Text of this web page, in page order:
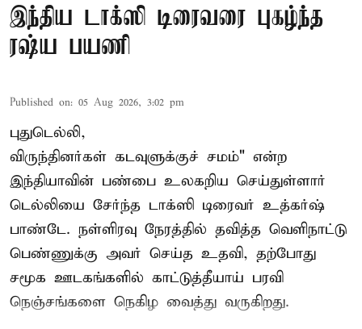
இந்திய டாக்ஸி டிரைவரை புகழ்ந்த
ரஷ்ய பயணி
Published on: 05 Aug 2026, 3:02 pm
புதுடெல்லி,
விருந்தினர்கள் கடவுளுக்குச் சமம்" என்ற
இந்தியாவின் பண்பை உலகறிய செய்துள்ளார்
டெல்லியை சேர்ந்த டாக்ஸி டிரைவர் உத்கர்ஷ்
பாண்டே. நள்ளிரவு நேரத்தில் தவித்த வெளிநாட்டு
பெண்ணுக்கு அவர் செய்த உதவி, தற்போது
சமூக ஊடகங்களில் காட்டுத்தீயாய் பரவி
நெஞ்சங்களை நெகிழ வைத்து வருகிறது.